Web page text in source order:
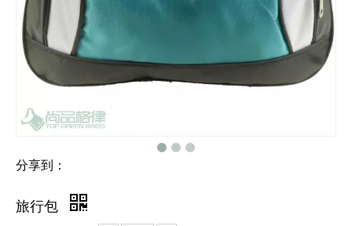
分享到：
旅行包